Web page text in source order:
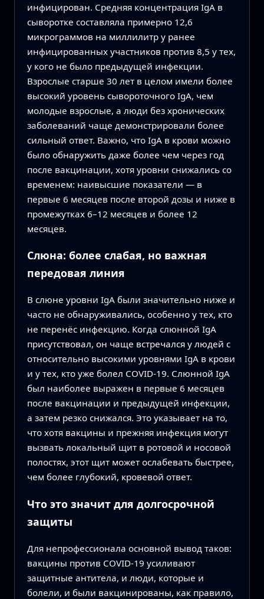
инфицирован. Средняя концентрация IgA в
сыворотке составляла примерно 12,6
микрограммов на миллилитр у ранее
инфицированных участников против 8,5 у тех,
у кого не было предыдущей инфекции.
Взрослые старше 30 лет в целом имели более
высокий уровень сывороточного IgA, чем
молодые взрослые, а люди без хронических
заболеваний чаще демонстрировали более
сильный ответ. Важно, что IgA в крови можно
было обнаружить даже более чем через год
после вакцинации, хотя уровни снижались со
временем: наивысшие показатели — в
первые 6 месяцев после второй дозы и ниже в
промежутках 6–12 месяцев и более 12
месяцев.
Слюна: более слабая, но важная
передовая линия
В слюне уровни IgA были значительно ниже и
часто не обнаруживались, особенно у тех, кто
не перенёс инфекцию. Когда слюнной IgA
присутствовал, он чаще встречался у людей с
относительно высокими уровнями IgA в крови
и у тех, кто уже болел COVID-19. Слюнной IgA
был наиболее выражен в первые 6 месяцев
после вакцинации и предыдущей инфекции,
а затем резко снижался. Это указывает на то,
что хотя вакцины и прежняя инфекция могут
вызвать локальный щит в ротовой и носовой
полостях, этот щит может ослабевать быстрее,
чем более глубокий, кровевой ответ.
Что это значит для долгосрочной
защиты
Для непрофессионала основной вывод таков:
вакцины против COVID-19 усиливают
защитные антитела, и люди, которые и
болели, и были вакцинированы, как правило,